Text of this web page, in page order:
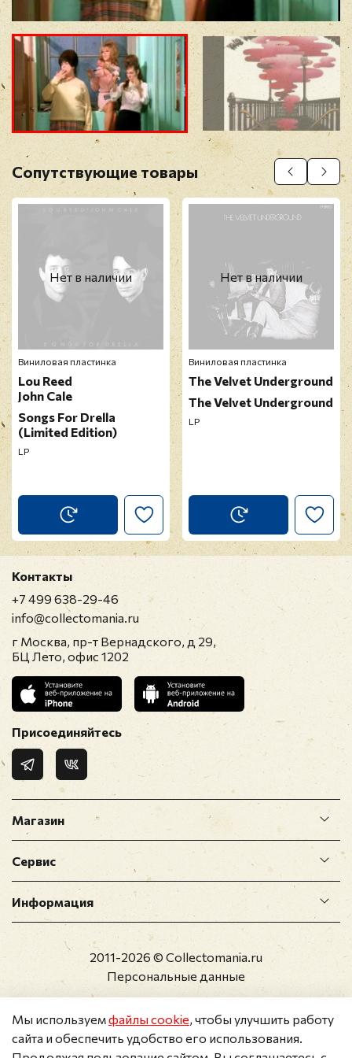
Прикрепить фото
Оставить отзыв
Перед публикацией отзывы проходят
модерацию
Сопутствующие товары
Нет в наличии
Виниловая пластинка
Lou Reed
John Cale
Songs For Drella
(Limited Edition)
LP
Нет в наличии
Виниловая пластинка
The Velvet Underground
The Velvet Underground
LP
Магазин
Сервис
Информация
Контакты
+7 499 638-29-46
info@collectomania.ru
г Москва, пр-т Вернадского, д 29,
БЦ Лето, офис 1202
Присоединяйтесь
2011-2026 © Collectomania.ru
Персональные данные
Мы используемфайлы cookie, чтобы улучшить работу
сайта и обеспечить удобство его использования.